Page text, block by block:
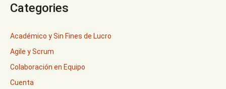
Categories
Académico y Sin Fines de Lucro
Agile y Scrum
Colaboración en Equipo
Cuenta